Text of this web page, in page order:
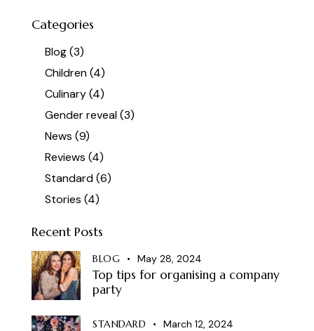
Categories
Blog(3)
Children(4)
Culinary(4)
Gender reveal(3)
News (9)
Reviews (4)
Standard(6)
Stories (4)
Recent Posts
BLOG May 28, 2024
Top tips for organising a company
party
STANDARD March 12, 2024